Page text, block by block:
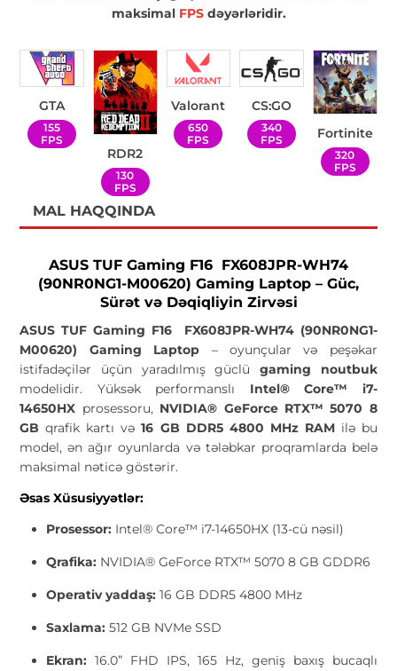
maksimal FPSdəyərləridir.
GTA
155
FPS
RDR2
130
FPS
Valorant
650
FPS
CS:GO
340
FPS
Fortinite
320
FPS
MAL HAQQINDA
ASUS TUF Gaming F16 FX608JPR-WH74
(90NR0NG1-M00620) Gaming Laptop – Güc,
Sürət və Dəqiqliyin Zirvəsi
ASUS TUF Gaming F16 FX608JPR-WH74 (90NR0NG1-
M00620) Gaming Laptop – oyunçular və peşəkar
istifadəçilər üçün yaradılmış güclü gaming noutbuk
modelidir. Yüksək performanslı Intel® Core™ i7-
14650HX prosessoru, NVIDIA® GeForce RTX™ 5070 8
GB qrafik kartı və16 GB DDR5 4800 MHz RAMilə bu
model, ən ağır oyunlarda və tələbkar proqramlarda belə
maksimal nəticə göstərir.
Əsas Xüsusiyyətlər:
Prosessor: Intel® Core™ i7-14650HX (13-cü nəsil)
Qrafika: NVIDIA® GeForce RTX™ 5070 8 GB GDDR6
Operativ yaddaş: 16 GB DDR5 4800 MHz
Saxlama: 512 GB NVMe SSD
Ekran: 16.0” FHD IPS, 165 Hz, geniş baxış bucaqlı